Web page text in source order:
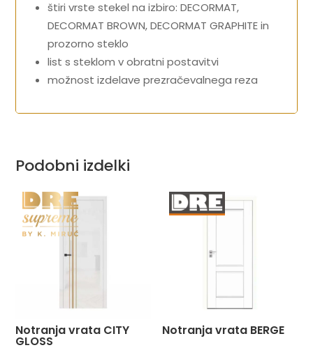
štiri vrste stekel na izbiro: DECORMAT,
DECORMAT BROWN, DECORMAT GRAPHITE in
prozorno steklo
list s steklom v obratni postavitvi
možnost izdelave prezračevalnega reza
Podobni izdelki
Notranja vrata CITY
GLOSS
Notranja vrata BERGE